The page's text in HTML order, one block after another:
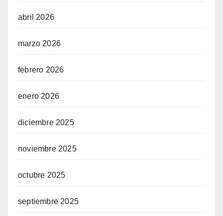
abril 2026
marzo 2026
febrero 2026
enero 2026
diciembre 2025
noviembre 2025
octubre 2025
septiembre 2025